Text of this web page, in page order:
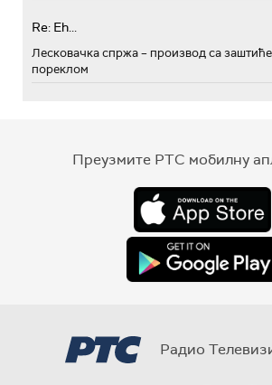
Re: Eh...
Лесковачка спржа – производ са
пореклом
Преузмите РТС мобилну
Радио